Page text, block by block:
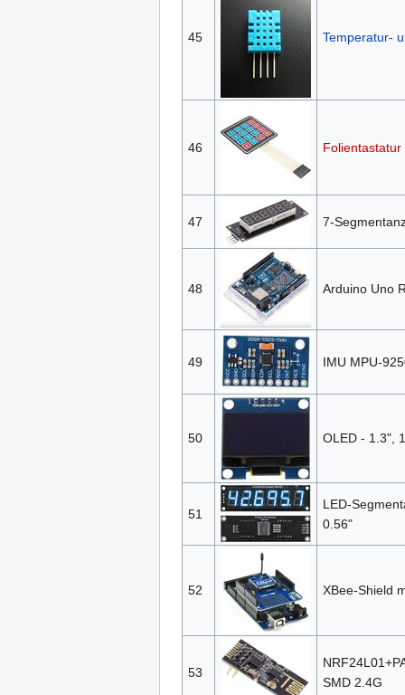
45 Temperatur-
46 Folientastatur
47 7-
48 Arduino Uno
49 IMU
50 OLED - 1.3",
51
LED-
0.56"
52 XBee-Shield
53
SMD 2.4G